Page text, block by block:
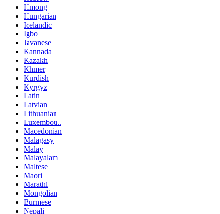
Hmong
Hungarian
Icelandic
Igbo
Javanese
Kannada
Kazakh
Khmer
Kurdish
Kyrgyz
Latin
Latvian
Lithuanian
Luxembou..
Macedonian
Malagasy
Malay
Malayalam
Maltese
Maori
Marathi
Mongolian
Burmese
Nepali